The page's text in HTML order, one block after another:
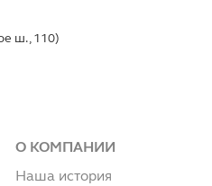
ш., 110)
О КОМПАНИИ
Наша история